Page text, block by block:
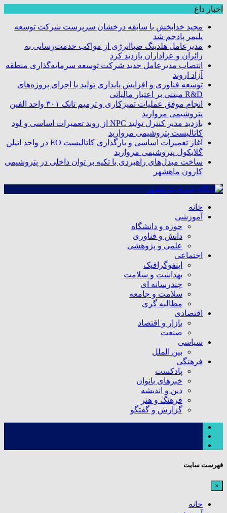
اخبار داغ
مجید خدابخش با سابقه درخشان سرپرست شرکت توسعه
پلیمر پادجم شد
مدیرعامل هلدینگ صباانرژی از مواکب خدمت‌رسانی به
زائران و عزاداران بازدید کرد
انتصاب مدیرعامل جدید شرکت توسعه سرمایه‌گذاری منطقه
آزاد اروند
توسعه فناوری و افزایش پایداری تولید با اجرای پروژه‌های
R&D مبتنی بر اعتبار مالیاتی
انجام موفق عملیات تمیزکاری و ترمیم تانک ۳۰۱ واحد الفین
پتروشیمی مروارید
بازدید مدیر کنترل تولید NPC از روند تعمیرات اساسی و لود
کاتالیست پتروشیمی مروارید
آغاز تعمیرات اساسی و بارگذاری کاتالیست EO در واحد اتیلن
گلایکول پتروشیمی مروارید
ساخت مبدل‌های راهبردی با تکیه بر توان داخلی در پتروشیمی
کارون ماهشهر
خانه
آموزشی
حوزه و دانشگاه
دانش و فناوری
علمی و پژوهشی
اجتماعی
اینفوگرافیک
بهداشت و سلامت
چندرسانه ای
سلامت و جامعه
مطالبه گری
اقتصادی
بازار و اقتصاد
صنعت
سیاسی
بین الملل
فرهنگی
پادکست
خبرهای بانوان
دین و اندیشه
فرهنگ و هنر
گزارش و گفتگو
فهرست سایت
×
خانه